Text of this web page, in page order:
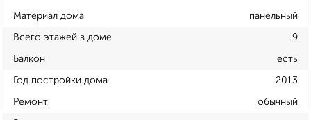
Материал дома панельный
Всего этажей в доме 9
Балкон есть
Год постройки дома 2013
Ремонт обычный